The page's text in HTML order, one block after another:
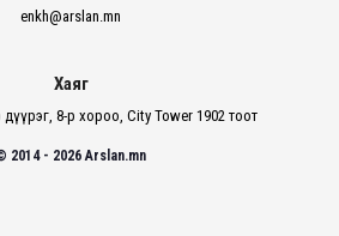
enkh@arslan.mn
Хаяг
дүүрэг, 8-р хороо, City Tower 1902 тоот
2014 - 2026 Arslan.mn